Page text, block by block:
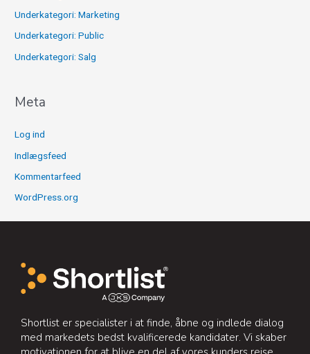
Underkategori: Marketing
Underkategori: Public
Underkategori: Salg
Meta
Log ind
Indlægsfeed
Kommentarfeed
WordPress.org
Shortlist er specialister i at finde, åbne og indlede dialog
med markedets bedst kvalificerede kandidater. Vi skaber